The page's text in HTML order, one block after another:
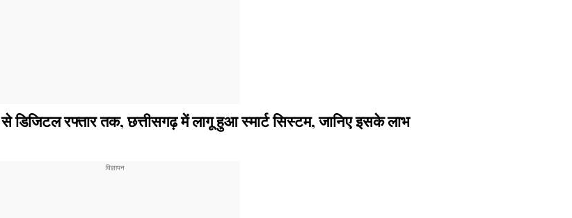
रफ्तार तक, छत्तीसगढ़ में लागू हुआ स्मार्ट सिस्टम, जानिए इसके लाभ